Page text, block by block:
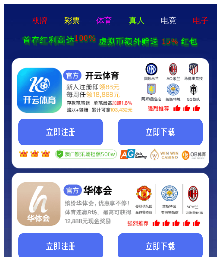
棋牌 彩票 体育 真人 电竞 电子
首存红利高达100%
虚拟币额外赠送 15% 红包